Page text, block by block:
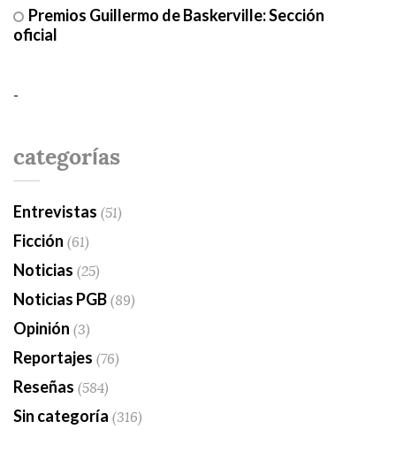
Premios Guillermo de Baskerville: Sección
oficial
-
categorías
Entrevistas (51)
Ficción (61)
Noticias (25)
Noticias PGB(89)
Opinión (3)
Reportajes (76)
Reseñas (584)
Sin categoría (316)